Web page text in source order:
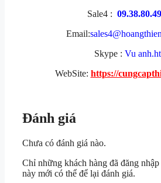
Sale4 :
Email:
Skype : Vu
WebSite: https://
Đánh giá
Chưa có đánh giá nào.
Chỉ những khách hàng đã đăng
này mới có thể để lại đánh giá.